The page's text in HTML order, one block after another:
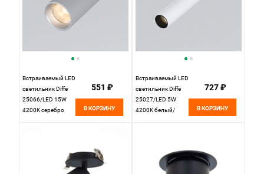
Встраиваемый LED
светильник Diffe
25066/LED 15W
4200K серебро
551 ₽
В КОРЗИНУ
Встраиваемый LED
светильник Diffe
25027/LED 5W
4200K белый/
727 ₽
В КОРЗИНУ